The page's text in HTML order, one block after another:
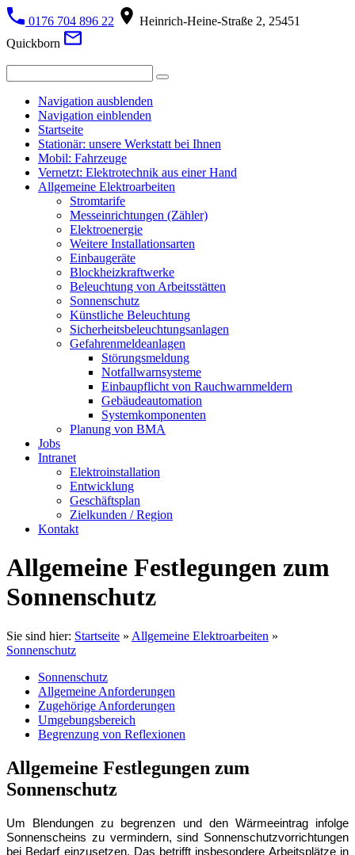
0176 704 896 22
Heinrich-Heine-Straße 2, 25451
Quickborn
Navigation ausblenden
Navigation einblenden
Startseite
Stationär: unsere Werkstatt bei Ihnen
Mobil: Fahrzeuge
Vernetzt: Elektrotechnik aus einer Hand
Allgemeine Elektroarbeiten
Stromtarife
Messeinrichtungen (Zähler)
Elektroenergie
Weitere Installationsarten
Einbaugeräte
Blockheizkraftwerke
Beleuchtung von Arbeitsstätten
Sonnenschutz
Künstliche Beleuchtung
Sicherheitsbeleuchtungsanlagen
Gefahrenmeldeanlagen
Störungsmeldung
Notfallwarnsysteme
Einbaupflicht von Rauchwarnmeldern
Gebäudeautomation
Systemkomponenten
Planung von BMA
Jobs
Intranet
Elektroinstallation
Entwicklung
Geschäftsplan
Zielkunden / Region
Kontakt
Allgemeine Festlegungen zum
Sonnenschutz
Sie sind hier: Startseite » Allgemeine Elektroarbeiten »
Sonnenschutz
Sonnenschutz
Allgemeine Anforderungen
Zugehörige Anforderungen
Umgebungsbereich
Begrenzung von Reflexionen
Allgemeine Festlegungen zum
Sonnenschutz
Um Blendungen zu begrenzen und den Wärmeeintrag infolge
Sonnenscheins zu vermindern, sind Sonnenschutzvorrichtungen
bei Bedarf einzusetzen. Das betrifft insbesondere Arbeitsplätze in